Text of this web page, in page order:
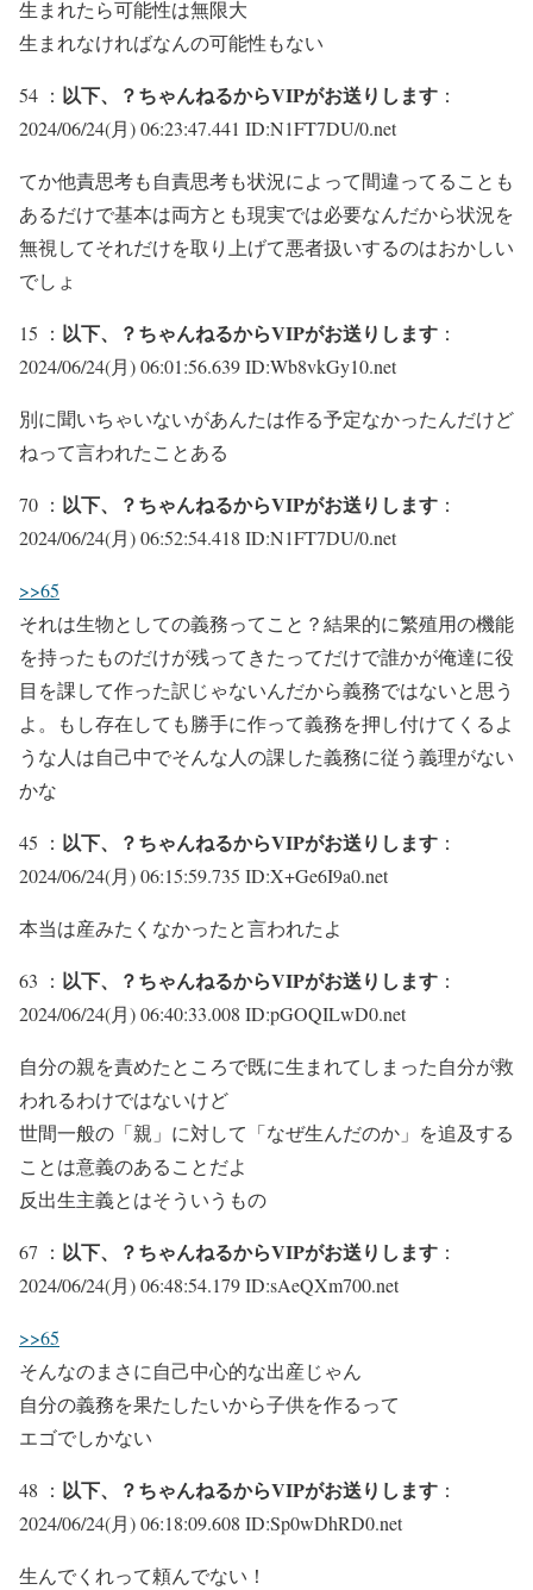
生まれたら可能性は無限大
生まれなければなんの可能性もない
54 ： 以下、？ちゃんねるからVIPがお送りします ：
2024/06/24(月) 06:23:47.441 ID:N1FT7DU/0.net
てか他責思考も自責思考も状況によって間違ってることも
あるだけで基本は両方とも現実では必要なんだから状況を
無視してそれだけを取り上げて悪者扱いするのはおかしい
でしょ
15 ： 以下、？ちゃんねるからVIPがお送りします ：
2024/06/24(月) 06:01:56.639 ID:Wb8vkGy10.net
別に聞いちゃいないがあんたは作る予定なかったんだけど
ねって言われたことある
70 ： 以下、？ちゃんねるからVIPがお送りします ：
2024/06/24(月) 06:52:54.418 ID:N1FT7DU/0.net
>>65
それは生物としての義務ってこと？結果的に繁殖用の機能
を持ったものだけが残ってきたってだけで誰かが俺達に役
目を課して作った訳じゃないんだから義務ではないと思う
よ。もし存在しても勝手に作って義務を押し付けてくるよ
うな人は自己中でそんな人の課した義務に従う義理がない
かな
45 ： 以下、？ちゃんねるからVIPがお送りします ：
2024/06/24(月) 06:15:59.735 ID:X+Ge6I9a0.net
本当は産みたくなかったと言われたよ
63 ： 以下、？ちゃんねるからVIPがお送りします ：
2024/06/24(月) 06:40:33.008 ID:pGOQILwD0.net
自分の親を責めたところで既に生まれてしまった自分が救
われるわけではないけど
世間一般の「親」に対して「なぜ生んだのか」を追及する
ことは意義のあることだよ
反出生主義とはそういうもの
67 ： 以下、？ちゃんねるからVIPがお送りします ：
2024/06/24(月) 06:48:54.179 ID:sAeQXm700.net
>>65
そんなのまさに自己中心的な出産じゃん
自分の義務を果たしたいから子供を作るって
エゴでしかない
48 ： 以下、？ちゃんねるからVIPがお送りします ：
2024/06/24(月) 06:18:09.608 ID:Sp0wDhRD0.net
生んでくれって頼んでない！